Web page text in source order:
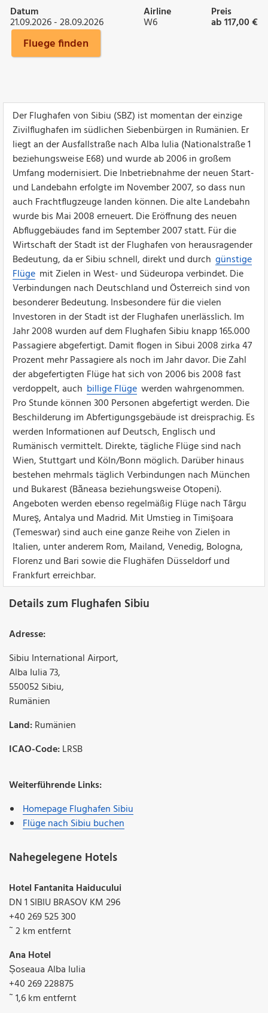
Datum
21.09.2026 - 28.09.2026
Airline
W6
Preis
ab 117,00 €
Fluege finden
Der Flughafen von Sibiu (SBZ) ist momentan der einzige
Zivilflughafen im südlichen Siebenbürgen in Rumänien. Er
liegt an der Ausfallstraße nach Alba Iulia (Nationalstraße 1
beziehungsweise E68) und wurde ab 2006 in großem
Umfang modernisiert. Die Inbetriebnahme der neuen Start-
und Landebahn erfolgte im November 2007, so dass nun
auch Frachtflugzeuge landen können. Die alte Landebahn
wurde bis Mai 2008 erneuert. Die Eröffnung des neuen
Abfluggebäudes fand im September 2007 statt. Für die
Wirtschaft der Stadt ist der Flughafen von herausragender
Bedeutung, da er Sibiu schnell, direkt und durch günstige
Flüge mit Zielen in West- und Südeuropa verbindet. Die
Verbindungen nach Deutschland und Österreich sind von
besonderer Bedeutung. Insbesondere für die vielen
Investoren in der Stadt ist der Flughafen unerlässlich. Im
Jahr 2008 wurden auf dem Flughafen Sibiu knapp 165.000
Passagiere abgefertigt. Damit flogen in Sibui 2008 zirka 47
Prozent mehr Passagiere als noch im Jahr davor. Die Zahl
der abgefertigten Flüge hat sich von 2006 bis 2008 fast
verdoppelt, auch billige Flüge werden wahrgenommen.
Pro Stunde können 300 Personen abgefertigt werden. Die
Beschilderung im Abfertigungsgebäude ist dreisprachig. Es
werden Informationen auf Deutsch, Englisch und
Rumänisch vermittelt. Direkte, tägliche Flüge sind nach
Wien, Stuttgart und Köln/Bonn möglich. Darüber hinaus
bestehen mehrmals täglich Verbindungen nach München
und Bukarest (Băneasa beziehungsweise Otopeni).
Angeboten werden ebenso regelmäßig Flüge nach Târgu
Mureş, Antalya und Madrid. Mit Umstieg in Timişoara
(Temeswar) sind auch eine ganze Reihe von Zielen in
Italien, unter anderem Rom, Mailand, Venedig, Bologna,
Florenz und Bari sowie die Flughäfen Düsseldorf und
Frankfurt erreichbar.
Details zum Flughafen Sibiu
Adresse:
Sibiu International Airport,
Alba Iulia 73,
550052Sibiu,
Rumänien
Land:Rumänien
ICAO-Code:LRSB
Weiterführende Links:
Homepage Flughafen Sibiu
Flüge nach Sibiu buchen
Nahegelegene Hotels
Hotel Fantanita Haiducului
DN 1 SIBIU BRASOV KM 296
+40 269 525 300
˜ 2 km entfernt
Ana Hotel
Șoseaua Alba Iulia
+40 269 228875
˜ 1,6 km entfernt